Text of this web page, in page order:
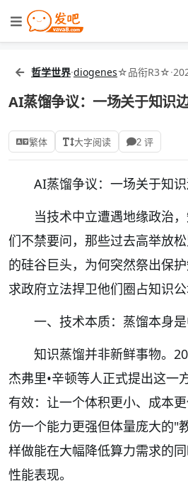
哲学世界·diogenes☆品衔R3☆·
AI蒸馏争议：一场关于知识
繁体 大字阅读 2 评
AI蒸馏争议：一场关于知
当技术中立遭遇地缘政治
们不禁要问，那些过去高举放
的硅谷巨头，为何突然祭出保
求政府立法捍卫他们圈占知识公
一、技术本质：蒸馏本身
知识蒸馏并非新鲜事物。
杰弗里•辛顿等人正式提出这一
有效：让一个体积更小、成本
仿一个能力更强但体量庞大的"
样做能在大幅降低算力需求的
性能表现。